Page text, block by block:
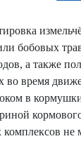
бобовых
а также
во время
в
комплексов не